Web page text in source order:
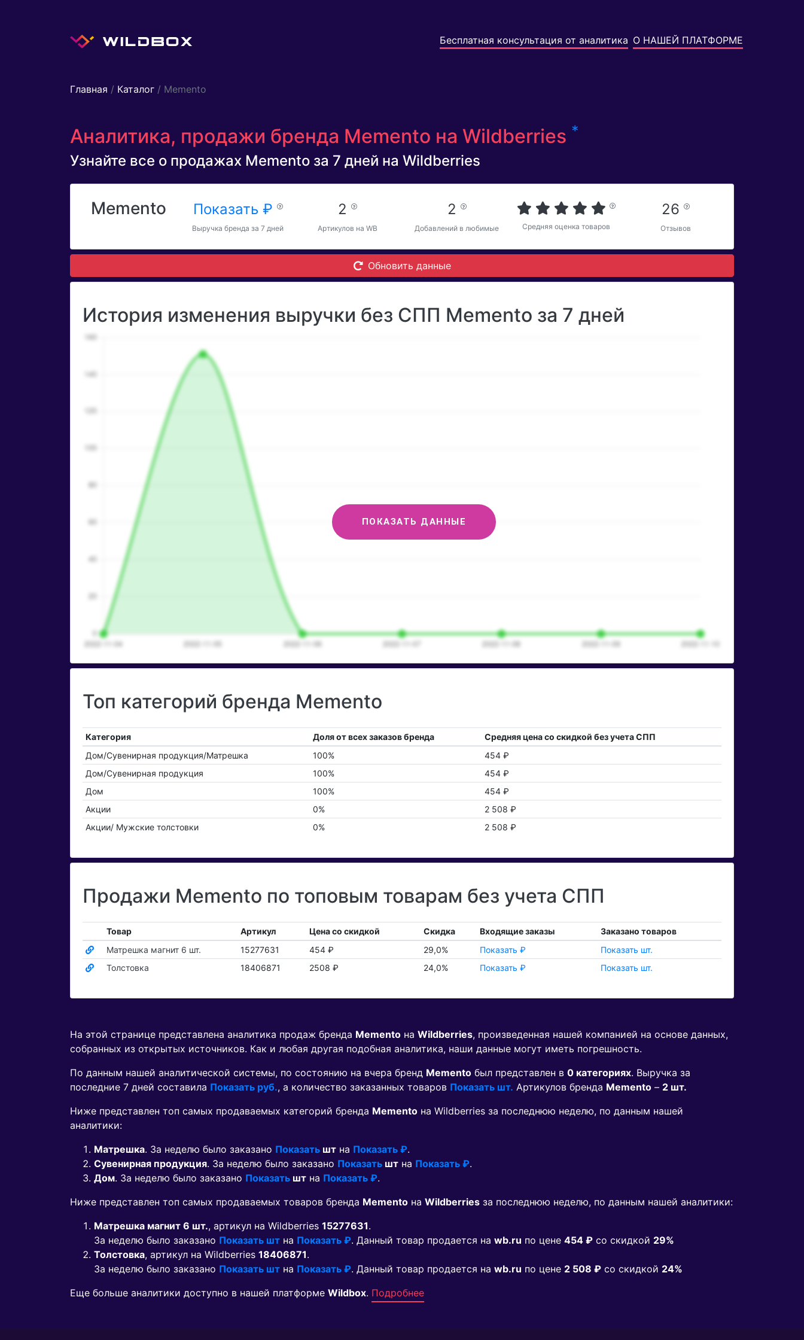
Бесплатная консультация от аналитика О НАШЕЙ ПЛАТФОРМЕ
Главная / Каталог / Memento
Аналитика, продажи бренда Memento на Wildberries *
Узнайте все о продажах Memento за 7 дней на Wildberries
Memento Показать ₽
Выручка бренда за 7 дней
2
Артикулов на WB
2
Добавлений в любимые Средняя оценка товаров
26
Отзывов
Обновить данные
История изменения выручки без СПП Memento за 7 дней
ПОКАЗАТЬ ДАННЫЕ
Топ категорий бренда Memento
Категория Доля от всех заказов бренда
Средняя цена со скидкой без учета СПП
Дом/Сувенирная продукция/Матрешка
100%
454 ₽
Дом/Сувенирная продукция
100%
454 ₽
Дом
100%
454 ₽
Акции
0%
2 508 ₽
Акции/ Мужские толстовки
0% 2 508 ₽
Продажи Memento по топовым товарам без учета СПП
Товар Артикул Цена со скидкой Скидка Входящие заказы
Заказано товаров
Матрешка магнит 6 шт.
15277631 454 ₽ 29,0% Показать ₽
Показать шт.
Толстовка
18406871 2508 ₽ 24,0% Показать ₽ Показать шт.
На этой странице представлена аналитика продаж бренда Memento на Wildberries, произведенная нашей компанией на основе данных,
собранных из открытых источников. Как и любая другая подобная аналитика, наши данные могут иметь погрешность.
По данным нашей аналитической системы, по состоянию на вчера бренд Memento был представлен в 0 категориях. Выручка за
последние 7 дней составила Показать руб., а количество заказанных товаров Показать шт. Артикулов бренда Memento – 2 шт.
Ниже представлен топ самых продаваемых категорий бренда Memento на Wildberries за последнюю неделю, по данным нашей
аналитики:
Матрешка. За неделю было заказано Показать шт на Показать ₽.
Сувенирная продукция. За неделю было заказано Показать шт на Показать ₽.
Дом. За неделю было заказано Показать шт на Показать ₽.
Ниже представлен топ самых продаваемых товаров бренда Memento на Wildberries за последнюю неделю, по данным нашей аналитики:
Матрешка магнит 6 шт., артикул на Wildberries 15277631.
За неделю было заказано Показать шт на Показать ₽. Данный товар продается на wb.ru по цене 454 ₽ co скидкой 29%
Толстовка, артикул на Wildberries 18406871.
За неделю было заказано Показать шт на Показать ₽. Данный товар продается на wb.ru по цене 2 508 ₽ co скидкой 24%
Еще больше аналитики доступно в нашей платформе Wildbox. Подробнее